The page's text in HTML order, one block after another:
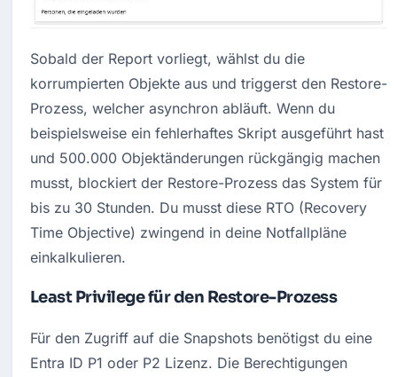
Sobald der Report vorliegt, wählst du die
korrumpierten Objekte aus und triggerst den Restore-
Prozess, welcher asynchron abläuft. Wenn du
beispielsweise ein fehlerhaftes Skript ausgeführt hast
und 500.000 Objektänderungen rückgängig machen
musst, blockiert der Restore-Prozess das System für
bis zu 30 Stunden. Du musst diese RTO (Recovery
Time Objective) zwingend in deine Notfallpläne
einkalkulieren.
Least Privilege für den Restore-Prozess
Für den Zugriff auf die Snapshots benötigst du eine
Entra ID P1 oder P2 Lizenz. Die Berechtigungen